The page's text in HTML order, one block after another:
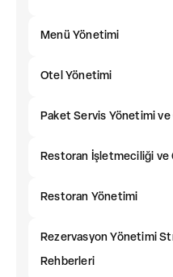
Menü Yönetimi
Otel Yönetimi
Paket Servis Yönetimi
Restoran İşletmeciliği ve
Restoran Yönetimi
Rezervasyon Yönetimi
Rehberleri